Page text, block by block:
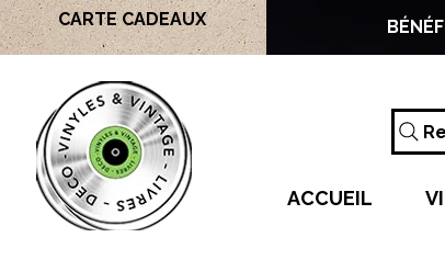
CARTE CADEAUX
ACCUEIL